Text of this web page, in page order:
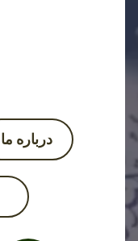
درباره ما